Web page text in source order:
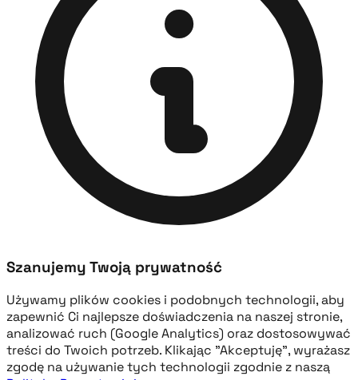
Szanujemy Twoją prywatność
Używamy plików cookies i podobnych technologii, aby
zapewnić Ci najlepsze doświadczenia na naszej stronie,
analizować ruch (Google Analytics) oraz dostosowywać
treści do Twoich potrzeb. Klikając "Akceptuję", wyrażasz
zgodę na używanie tych technologii zgodnie z naszą